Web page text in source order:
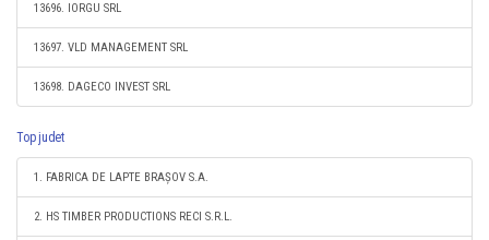
13696. IORGU SRL
13697. VLD MANAGEMENT SRL
13698. DAGECO INVEST SRL
Top judet
1. FABRICA DE LAPTE BRAȘOV S.A.
2. HS TIMBER PRODUCTIONS RECI S.R.L.